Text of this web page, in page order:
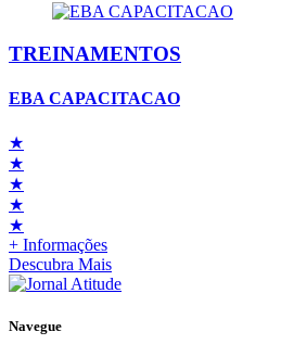
TREINAMENTOS
EBA CAPACITACAO
★
★
★
★
★
+ Informações
Descubra Mais
Navegue